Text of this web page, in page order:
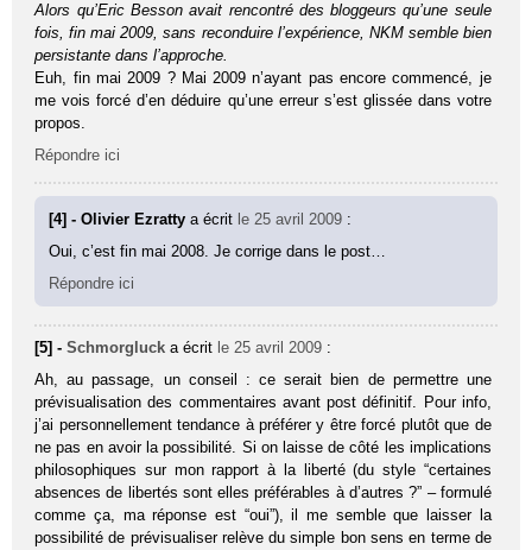
Alors qu’Eric Besson avait rencontré des bloggeurs qu’une seule
fois, fin mai 2009, sans reconduire l’expérience, NKM semble bien
persistante dans l’approche.
Euh, fin mai 2009 ? Mai 2009 n’ayant pas encore commencé, je
me vois forcé d’en déduire qu’une erreur s’est glissée dans votre
propos.
Répondre ici
[4] - Olivier Ezrattya écrit le 25 avril 2009 :
Oui, c’est fin mai 2008. Je corrige dans le post…
Répondre ici
[5] -Schmorgluck a écrit le 25 avril 2009 :
Ah, au passage, un conseil : ce serait bien de permettre une
prévisualisation des commentaires avant post définitif. Pour info,
j’ai personnellement tendance à préférer y être forcé plutôt que de
ne pas en avoir la possibilité. Si on laisse de côté les implications
philosophiques sur mon rapport à la liberté (du style “certaines
absences de libertés sont elles préférables à d’autres ?” – formulé
comme ça, ma réponse est “oui”), il me semble que laisser la
possibilité de prévisualiser relève du simple bon sens en terme de